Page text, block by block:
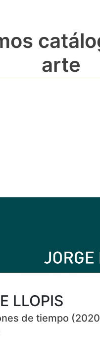
arte
LLOPIS
de tiempo